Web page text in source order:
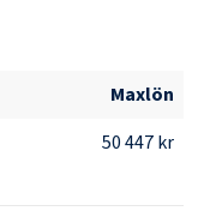
Maxlön
50 447 kr